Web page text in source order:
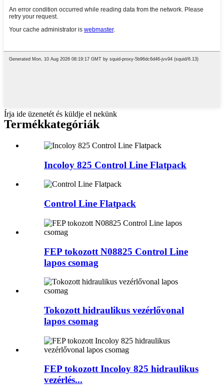
Írja ide üzenetét és küldje el nekünk
Termékkategóriák
Incoloy 825 Control Line Flatpack
Control Line Flatpack
FEP tokozott N08825 Control Line
lapos csomag
Tokozott hidraulikus vezérlővonal
lapos csomag
FEP tokozott Incoloy 825 hidraulikus
vezérlés...